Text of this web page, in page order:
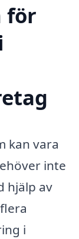
för
kan vara
inte
hjälp av
i